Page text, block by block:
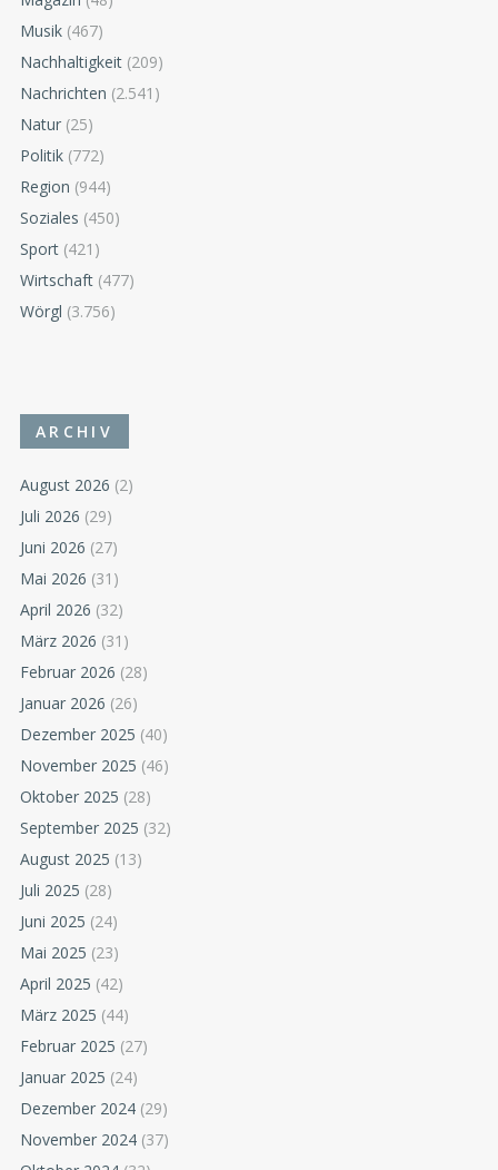
Musik (467)
Nachhaltigkeit (209)
Nachrichten (2.541)
Natur (25)
Politik (772)
Region (944)
Soziales (450)
Sport (421)
Wirtschaft (477)
Wörgl (3.756)
ARCHIV
August 2026 (2)
Juli 2026 (29)
Juni 2026 (27)
Mai 2026 (31)
April 2026 (32)
März 2026 (31)
Februar 2026 (28)
Januar 2026 (26)
Dezember 2025 (40)
November 2025 (46)
Oktober 2025 (28)
September 2025 (32)
August 2025 (13)
Juli 2025 (28)
Juni 2025 (24)
Mai 2025 (23)
April 2025 (42)
März 2025 (44)
Februar 2025 (27)
Januar 2025 (24)
Dezember 2024 (29)
November 2024 (37)